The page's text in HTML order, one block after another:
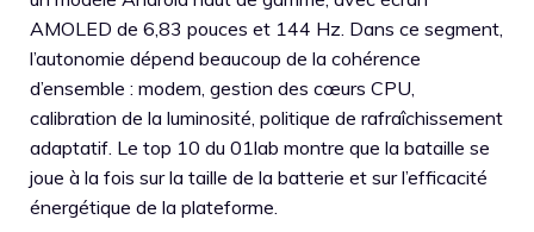
AMOLED de 6,83 pouces et 144 Hz. Dans ce segment,
l’autonomie dépend beaucoup de la cohérence
d’ensemble : modem, gestion des cœurs CPU,
calibration de la luminosité, politique de rafraîchissement
adaptatif. Le top 10 du 01lab montre que la bataille se
joue à la fois sur la taille de la batterie et sur l’efficacité
énergétique de la plateforme.